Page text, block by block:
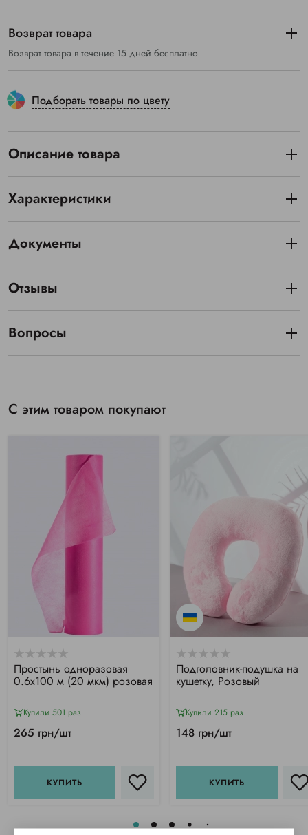
Возврат товара
Возврат товара в течение 15 дней бесплатно
Подборать товары по цвету
Описание товара
Характеристики
Документы
Отзывы
Вопросы
С этим товаром покупают
Простынь одноразовая
0.6х100 м (20 мкм) розовая
Купили 501 раз
265 грн/шт
КУПИТЬ
Подголовник-подушка на
кушетку, Розовый
Купили 215 раз
148 грн/шт
КУПИТЬ